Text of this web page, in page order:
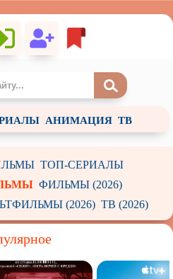
АНИМАЦИЯ ТВ
ТОП-СЕРИАЛЫ
ФИЛЬМЫ (2026)
(2026) ТВ (2026)